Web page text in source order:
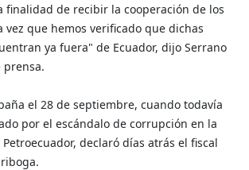
finalidad de recibir la cooperación de los
vez que hemos verificado que dichas
ya fuera" de Ecuador, dijo Serrano
prensa.
el 28 de septiembre, cuando todavía
por el escándalo de corrupción en la
declaró días atrás el fiscal